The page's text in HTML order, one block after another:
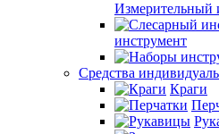
Измерительный
инструмент
Средства
Краги